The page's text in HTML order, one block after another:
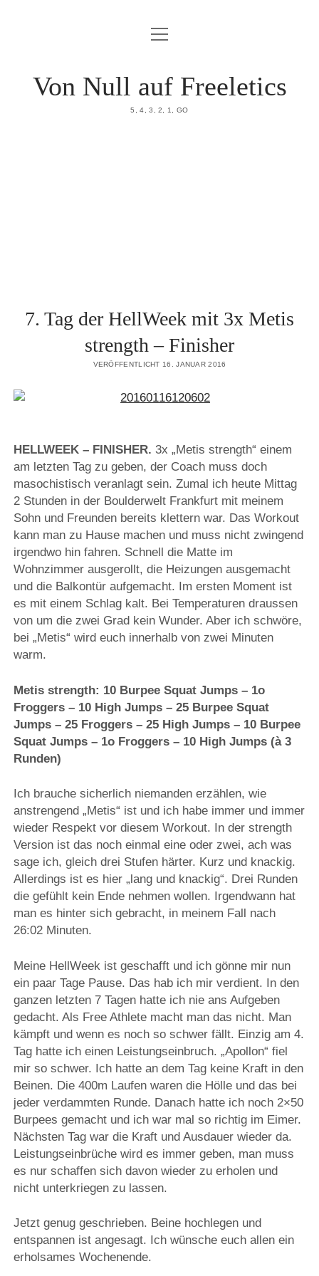
HOME
Menü
öffnen
Von Null auf Freeletics
5, 4, 3, 2, 1, GO
7. Tag der HellWeek mit 3x Metis
strength – Finisher
VERÖFFENTLICHT 16. JANUAR 2016
HELLWEEK – FINISHER. 3x „Metis strength“ einem
am letzten Tag zu geben, der Coach muss doch
masochistisch veranlagt sein. Zumal ich heute Mittag
2 Stunden in der Boulderwelt Frankfurt mit meinem
Sohn und Freunden bereits klettern war. Das Workout
kann man zu Hause machen und muss nicht zwingend
irgendwo hin fahren. Schnell die Matte im
Wohnzimmer ausgerollt, die Heizungen ausgemacht
und die Balkontür aufgemacht. Im ersten Moment ist
es mit einem Schlag kalt. Bei Temperaturen draussen
von um die zwei Grad kein Wunder. Aber ich schwöre,
bei „Metis“ wird euch innerhalb von zwei Minuten
warm.
Metis strength: 10 Burpee Squat Jumps – 1o
Froggers – 10 High Jumps – 25 Burpee Squat
Jumps – 25 Froggers – 25 High Jumps – 10 Burpee
Squat Jumps – 1o Froggers – 10 High Jumps (à 3
Runden)
Ich brauche sicherlich niemanden erzählen, wie
anstrengend „Metis“ ist und ich habe immer und immer
wieder Respekt vor diesem Workout. In der strength
Version ist das noch einmal eine oder zwei, ach was
sage ich, gleich drei Stufen härter. Kurz und knackig.
Allerdings ist es hier „lang und knackig“. Drei Runden
die gefühlt kein Ende nehmen wollen. Irgendwann hat
man es hinter sich gebracht, in meinem Fall nach
26:02 Minuten.
Meine HellWeek ist geschafft und ich gönne mir nun
ein paar Tage Pause. Das hab ich mir verdient. In den
ganzen letzten 7 Tagen hatte ich nie ans Aufgeben
gedacht. Als Free Athlete macht man das nicht. Man
kämpft und wenn es noch so schwer fällt. Einzig am 4.
Tag hatte ich einen Leistungseinbruch. „Apollon“ fiel
mir so schwer. Ich hatte an dem Tag keine Kraft in den
Beinen. Die 400m Laufen waren die Hölle und das bei
jeder verdammten Runde. Danach hatte ich noch 2×50
Burpees gemacht und ich war mal so richtig im Eimer.
Nächsten Tag war die Kraft und Ausdauer wieder da.
Leistungseinbrüche wird es immer geben, man muss
es nur schaffen sich davon wieder zu erholen und
nicht unterkriegen zu lassen.
Jetzt genug geschrieben. Beine hochlegen und
entspannen ist angesagt. Ich wünsche euch allen ein
erholsames Wochenende.